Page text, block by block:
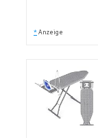
* Anzeige